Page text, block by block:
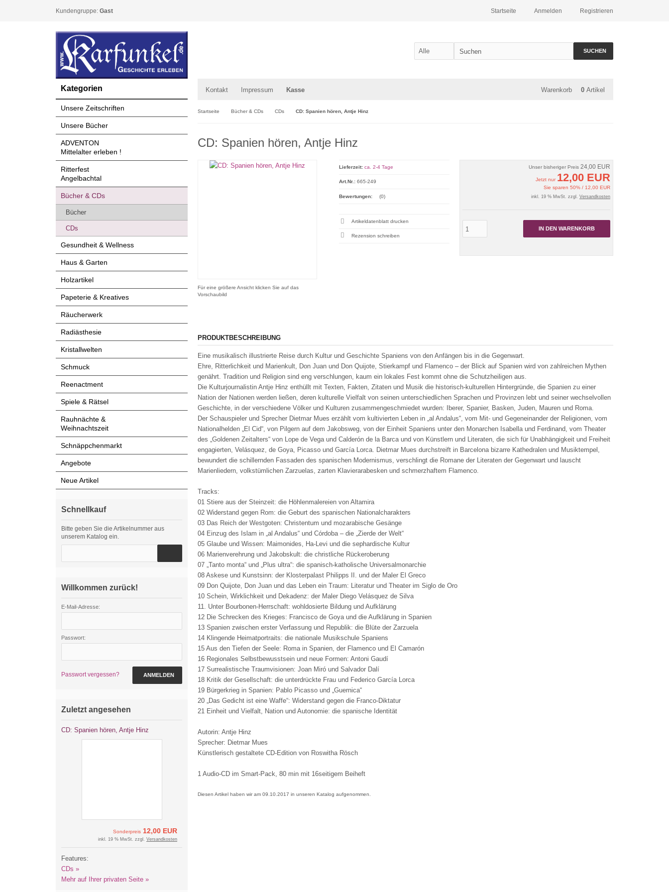
Kundengruppe: Gast Registrieren
Anmelden
Startseite
SUCHEN
Kontakt Impressum Kasse Warenkorb 0 Artikel
Startseite Bücher & CDs CDs CD: Spanien hören, Antje Hinz
CD: Spanien hören, Antje Hinz
Für eine größere Ansicht klicken Sie auf das
Vorschaubild
Unser bisheriger Preis 24,00 EUR
Jetzt nur 12,00 EUR
Sie sparen 50% / 12,00 EUR
inkl. 19 % MwSt. zzgl. Versandkosten
IN DEN WARENKORB
Lieferzeit: ca. 2-4 Tage
Art.Nr.: 665-249
Bewertungen: (0)
Artikeldatenblatt drucken
Rezension schreiben
PRODUKTBESCHREIBUNG
Eine musikalisch illustrierte Reise durch Kultur und Geschichte Spaniens von den Anfängen bis in die Gegenwart.
Ehre, Ritterlichkeit und Marienkult, Don Juan und Don Quijote, Stierkampf und Flamenco – der Blick auf Spanien wird von zahlreichen Mythen
genährt. Tradition und Religion sind eng verschlungen, kaum ein lokales Fest kommt ohne die Schutzheiligen aus.
Die Kulturjournalistin Antje Hinz enthüllt mit Texten, Fakten, Zitaten und Musik die historisch-kulturellen Hintergründe, die Spanien zu einer
Nation der Nationen werden ließen, deren kulturelle Vielfalt von seinen unterschiedlichen Sprachen und Provinzen lebt und seiner wechselvollen
Geschichte, in der verschiedene Völker und Kulturen zusammengeschmiedet wurden: Iberer, Spanier, Basken, Juden, Mauren und Roma.
Der Schauspieler und Sprecher Dietmar Mues erzählt vom kultivierten Leben in „al Andalus“, vom Mit- und Gegeneinander der Religionen, vom
Nationalhelden „El Cid“, von Pilgern auf dem Jakobsweg, von der Einheit Spaniens unter den Monarchen Isabella und Ferdinand, vom Theater
des „Goldenen Zeitalters“ von Lope de Vega und Calderón de la Barca und von Künstlern und Literaten, die sich für Unabhängigkeit und Freiheit
engagierten, Velásquez, de Goya, Picasso und García Lorca. Dietmar Mues durchstreift in Barcelona bizarre Kathedralen und Musiktempel,
bewundert die schillernden Fassaden des spanischen Modernismus, verschlingt die Romane der Literaten der Gegenwart und lauscht
Marienliedern, volkstümlichen Zarzuelas, zarten Klavierarabesken und schmerzhaftem Flamenco.
Tracks:
01 Stiere aus der Steinzeit: die Höhlenmalereien von Altamira
02 Widerstand gegen Rom: die Geburt des spanischen Nationalcharakters
03 Das Reich der Westgoten: Christentum und mozarabische Gesänge
04 Einzug des Islam in „al Andalus“ und Córdoba – die „Zierde der Welt“
05 Glaube und Wissen: Maimonides, Ha-Levi und die sephardische Kultur
06 Marienverehrung und Jakobskult: die christliche Rückeroberung
07 „Tanto monta“ und „Plus ultra“: die spanisch-katholische Universalmonarchie
08 Askese und Kunstsinn: der Klosterpalast Philipps II. und der Maler El Greco
09 Don Quijote, Don Juan und das Leben ein Traum: Literatur und Theater im Siglo de Oro
10 Schein, Wirklichkeit und Dekadenz: der Maler Diego Velásquez de Silva
11. Unter Bourbonen-Herrschaft: wohldosierte Bildung und Aufklärung
12 Die Schrecken des Krieges: Francisco de Goya und die Aufklärung in Spanien
13 Spanien zwischen erster Verfassung und Republik: die Blüte der Zarzuela
14 Klingende Heimatportraits: die nationale Musikschule Spaniens
15 Aus den Tiefen der Seele: Roma in Spanien, der Flamenco und El Camarón
16 Regionales Selbstbewusstsein und neue Formen: Antoni Gaudí
17 Surrealistische Traumvisionen: Joan Miró und Salvador Dalí
18 Kritik der Gesellschaft: die unterdrückte Frau und Federico García Lorca
19 Bürgerkrieg in Spanien: Pablo Picasso und „Guernica“
20 „Das Gedicht ist eine Waffe“: Widerstand gegen die Franco-Diktatur
21 Einheit und Vielfalt, Nation und Autonomie: die spanische Identität
Autorin: Antje Hinz
Sprecher: Dietmar Mues
Künstlerisch gestaltete CD-Edition von Roswitha Rösch
1 Audio-CD im Smart-Pack, 80 min mit 16seitigem Beiheft
Diesen Artikel haben wir am 09.10.2017 in unseren Katalog aufgenommen.
Kategorien
Unsere Zeitschriften
Unsere Bücher
ADVENTON
Mittelalter erleben !
Ritterfest
Angelbachtal
Bücher & CDs
Bücher
CDs
Gesundheit & Wellness
Haus & Garten
Holzartikel
Papeterie & Kreatives
Räucherwerk
Radiästhesie
Kristallwelten
Schmuck
Reenactment
Spiele & Rätsel
Rauhnächte &
Weihnachtszeit
Schnäppchenmarkt
Angebote
Neue Artikel
Schnellkauf
Bitte geben Sie die Artikelnummer aus
unserem Katalog ein.
Willkommen zurück!
E-Mail-Adresse:
Passwort:
Passwort vergessen? ANMELDEN
Zuletzt angesehen
CD: Spanien hören, Antje Hinz
Sonderpreis 12,00 EUR
inkl. 19 % MwSt. zzgl. Versandkosten
Features:
CDs »
Mehr auf Ihrer privaten Seite »